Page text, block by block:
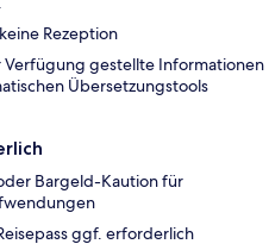
Rezeption
Verfügung gestellte Informationen
Übersetzungstools
Bargeld-Kaution für
ggf. erforderlich